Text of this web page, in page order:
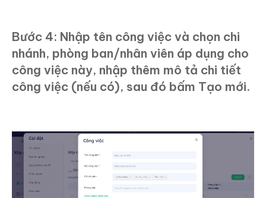
Bước 4: Nhập tên công việc và chọn chi
nhánh, phòng ban/nhân viên áp dụng cho
công việc này, nhập thêm mô tả chi tiết
công việc (nếu có), sau đó bấm Tạo mới.